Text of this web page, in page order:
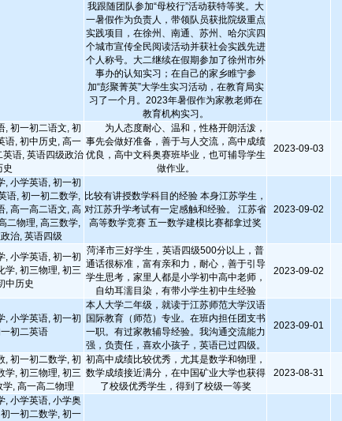
我跟随团队参加“母校行”活动获特等奖。大
一暑假作为负责人，带领队员获批院级重点
实践项目，在徐州、南通、苏州、哈尔滨四
个城市宣传全民阅读活动并获社会实践先进
个人称号。大二继续在假期参加了徐州市外
事办的认知实习；在自己的家乡睢宁参
加“彭聚菁英”大学生实习活动，在教育局实
习了一个月。2023年暑假作为家教老师在
教育机构实习。
, 初一初二语文, 初
语, 初中历史, 高一
语, 英语四级政治
史
为人态度耐心、温和，性格开朗活泼，
事先会做好准备，善于与人交流，高中成绩
优良，高中文科奥赛班毕业，也可辅导学生
做作业。
2023-09-03
, 小学英语, 初一初
语, 初一初二数学,
, 高一高二语文, 高
二物理, 高三数学,
治, 英语四级
比较有讲授数学科目的经验 本身江苏学生，
对江苏升学考试有一定感触和经验。 江苏省
高等数学竞赛 五一数学建模比赛都拿过奖
2023-09-02
, 小学英语, 初一初
学, 初三物理, 初三
中历史
菏泽市三好学生，英语四级500分以上，普
通话很标准，富有亲和力，耐心，善于引导
学生思考，家里人都是小学初中高中老师，
自幼耳濡目染，有带小学生初中生经验
2023-09-02
, 小学英语, 初一初
初二英语
本人大学二年级，就读于江苏师范大学汉语
国际教育（师范）专业。在班内担任团支书
一职。有过家教辅导经验。我沟通交流能力
强，负责任，喜欢小孩子，英语已过四级。
2023-09-01
, 初一初二数学, 初
学, 初三物理, 初三
, 高一高二物理
初高中成绩比较优秀，尤其是数学和物理，
数学成绩接近满分，在中国矿业大学也获得
了校级优秀学生，得到了校级一等奖
2023-08-31
, 小学英语, 小学奥
一初二数学, 初一